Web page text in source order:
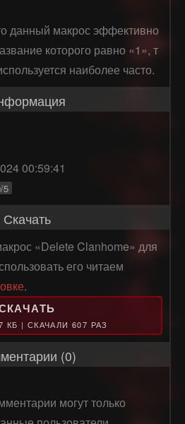
данный макрос эффективно
которого равно «1», т
наиболее часто.
00:59:41
5
Скачать
«Delete Clanhome» для
его читаем
.
КБ | СКАЧАЛИ 607 РАЗ
(0)
могут только